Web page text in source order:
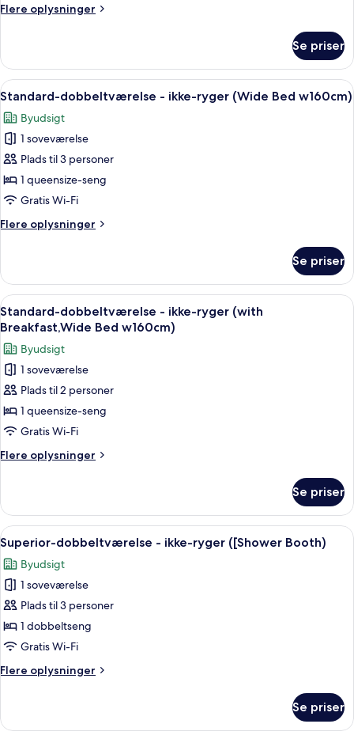
vs.
Flere oplysninger
Flere
-
ikke-
ryger
vs.
King
Ghidorah)
Se priser
Indlæs
alle
billeder
af
Standard-
dobbeltværelse
-
ryger
w160cm)
Et moderne hotelværelse med seng,
5
Standard-dobbeltværelse - ikke-ryger (Wide Bed w160cm)
Byudsigt
1 soveværelse
Plads til 3 personer
1 queensize-seng
Gratis Wi-Fi
Flere oplysninger
Flere
dobbeltværelse
ikke-
ryger
Bed
w160cm)
Se priser
Indlæs
alle
billeder
af
Standard-
dobbeltværelse
-
ikke-
ryger
(with
Bed
w160cm)
Et moderne hotelværelse med seng,
5
Standard-dobbeltværelse - ikke-ryger (with
Breakfast,Wide Bed w160cm)
Byudsigt
1 soveværelse
Plads til 2 personer
1 queensize-seng
Gratis Wi-Fi
Flere oplysninger
Flere
dobbeltværelse
ikke-
ryger
(with
Breakfast,Wide
Bed
w160cm)
Se priser
Indlæs
alle
billeder
af
Superior-
dobbeltværelse
-
ryger
Et moderne hotelværelse med seng,
5
Superior-dobbeltværelse - ikke-ryger ([Shower Booth)
Byudsigt
1 soveværelse
Plads til 3 personer
1 dobbeltseng
Gratis Wi-Fi
Flere oplysninger
Flere
dobbeltværelse
Se priser